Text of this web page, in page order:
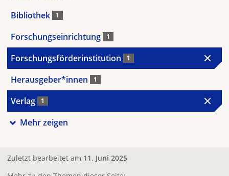
Bibliothek 1
Forschungseinrichtung 1
Forschungsförderinstitution 1
Herausgeber*innen 1
Verlag 1
Mehr zeigen
Zuletzt bearbeitet am 11. Juni 2025